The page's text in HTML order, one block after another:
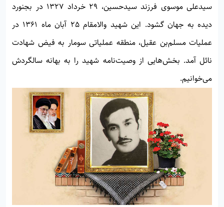
سیدعلی موسوی فرزند سیدحسین، 29 خرداد 1327 در بجنورد
دیده به جهان گشود. این شهید والامقام 25 آبان ماه 1361 در
عملیات مسلم‌بن عقیل، منطقه عملیاتی سومار به فیض شهادت
نائل آمد. بخش‌هایی از وصیت‌نامه شهید را به بهانه سالگردش
می‌خوانیم.